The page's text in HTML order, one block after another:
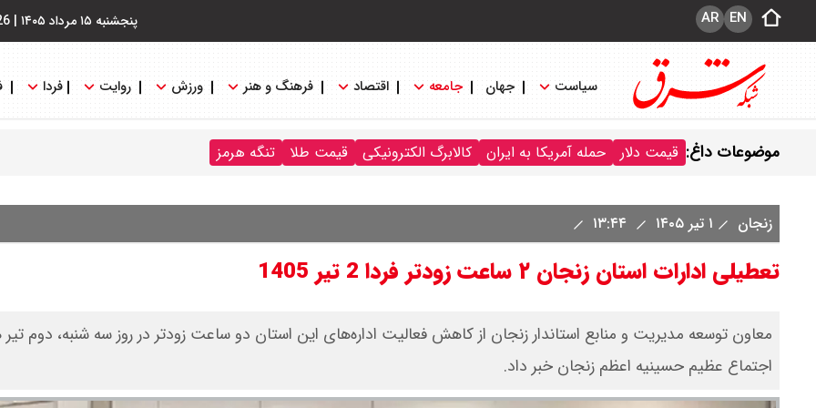
پنجشنبه ۱۵ مرداد ۱۴۰۵ | EN
AR
سیاست جهان جامعه اقتصاد فرهنگ و هنر ورزش روایت فردا
موضوعات داغ: قیمت دلار حمله آمریکا به ایران کالابرگ الکترونیکی قیمت طلا تنگه هرمز
زنجان ۱ تیر ۱۴۰۵
تعطیلی ادارات استان زنجان ۲ ساعت زودتر فردا 2 تیر 1405
معاون توسعه مدیریت و منابع استاندار زنجان از کاهش فعالیت اداره‌های این استان دو ساعت زودتر در روز سه شنبه، دوم تیر
اجتماع عظیم حسینیه اعظم زنجان خبر داد.